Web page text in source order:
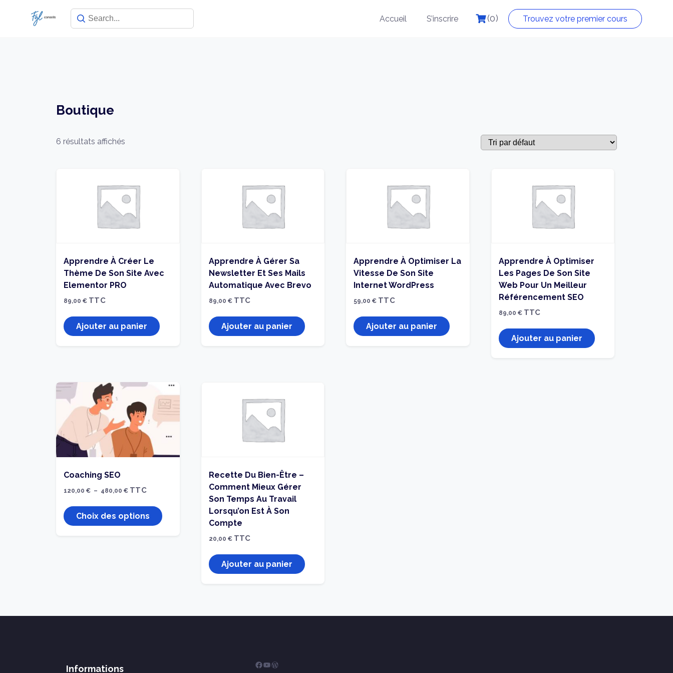
Accueil S’inscrire (0) Trouvez votre premier cours
Boutique
6 résultats affichés
Apprendre À Créer Le
Thème De Son Site Avec
Elementor PRO
89,00 € TTC
Ajouter au panier
Apprendre À Gérer Sa
Newsletter Et Ses Mails
Automatique Avec Brevo
89,00 € TTC
Ajouter au panier
Apprendre À Optimiser La
Vitesse De Son Site
Internet WordPress
59,00 € TTC
Ajouter au panier
Apprendre À Optimiser
Les Pages De Son Site
Web Pour Un Meilleur
Référencement SEO
89,00 € TTC
Ajouter au panier
Coaching SEO
120,00 € – 480,00 €Plage
à
480,00 €
TTC
Choix des options
produit
Recette Du Bien-Être –
Comment Mieux Gérer
Son Temps Au Travail
Lorsqu’on Est À Son
Compte
20,00 € TTC
Ajouter au panier
Informations Facebook
YouTube
WordPress